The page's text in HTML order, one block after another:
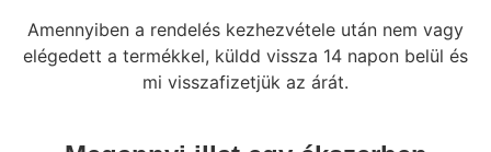
Amennyiben a rendelés kezhezvétele után nem vagy
elégedett a termékkel, küldd vissza 14 napon belül és
mi visszafizetjük az árát.